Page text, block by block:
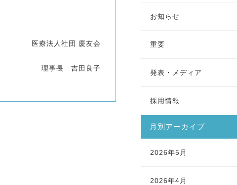
医療法人社団 慶友会
理事長 吉田良子
お知らせ
重要
発表・メディア
採用情報
月別アーカイブ
2026年5月
2026年4月